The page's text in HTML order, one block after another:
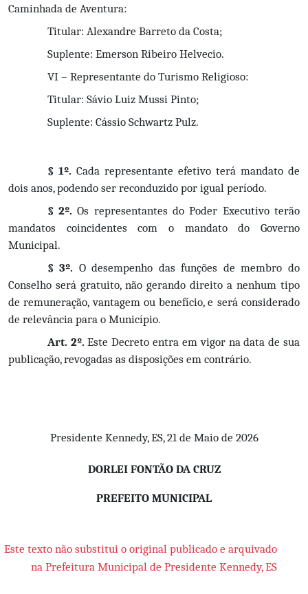
Caminhada de Aventura:
Titular: Alexandre Barreto da Costa;
Suplente: Emerson Ribeiro Helvecio.
VI – Representante do Turismo Religioso:
Titular: Sávio Luiz Mussi Pinto;
Suplente: Cássio Schwartz Pulz.
§ 1º. Cada representante efetivo terá mandato de
dois anos, podendo ser reconduzido por igual período.
§ 2º. Os representantes do Poder Executivo terão
mandatos coincidentes com o mandato do Governo
Municipal.
§ 3º. O desempenho das funções de membro do
Conselho será gratuito, não gerando direito a nenhum tipo
de remuneração, vantagem ou benefício, e será considerado
de relevância para o Município.
Art. 2º. Este Decreto entra em vigor na data de sua
publicação, revogadas as disposições em contrário.
Presidente Kennedy, ES, 21 de Maio de 2026
DORLEI FONTÃO DA CRUZ
PREFEITO MUNICIPAL
Este texto não substitui o original publicado e arquivado
na Prefeitura Municipal de Presidente Kennedy, ES